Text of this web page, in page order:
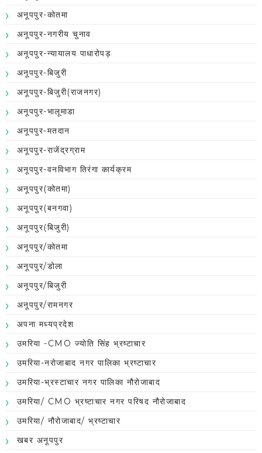
अनूपपुर-कोतमा
अनूपपुर-नगरीय चुनाव
अनूपपुर-न्यायालय पाधारोपड़
अनूपपुर-बिजुरी
अनूपपुर-बिजुरी(राजनगर)
अनूपपुर-भालूमाडा
अनूपपुर-मतदान
अनूपपुर-राजेंद्रग्राम
अनूपपुर-वनविभाग तिरंगा कार्यक्रम
अनूपपुर(कोतमा)
अनूपपुर(बनगवा)
अनूपपुर(बिजुरी)
अनूपपुर/कोतमा
अनूपपुर/डोला
अनूपपुर/बिजुरी
अनूपपुर/रामनगर
अपना मध्यप्रदेश
उमरिया -CMO ज्योति सिंह भ्रष्टाचार
उमरिया-नरोजाबाद नगर पालिका भ्रष्टाचार
उमरिया-भ्रस्टाचार नगर पालिका नौरोजाबाद
उमरिया/ CMO भ्रष्टाचार नगर परिषद नौरोजाबाद
उमरिया/ नौरोजाबाद/ भ्रष्टाचार
खबर अनूपपुर